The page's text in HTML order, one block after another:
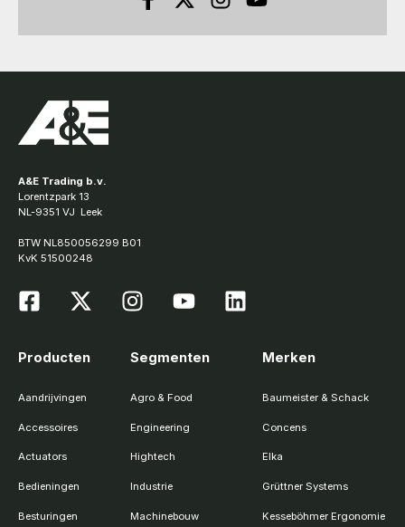
A&E Trading b.v.
Lorentzpark 13
NL-9351 VJ Leek
BTW NL850056299 B01
KvK 51500248
Producten
Aandrijvingen
Accessoires
Actuators
Bedieningen
Besturingen
Segmenten
Agro & Food
Engineering
Hightech
Industrie
Machinebouw
Merken
Baumeister & Schack
Concens
Elka
Grüttner Systems
Kesseböhmer Ergonomie